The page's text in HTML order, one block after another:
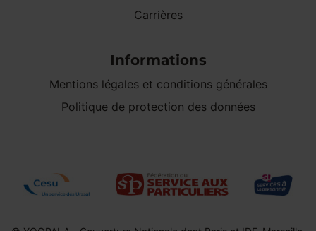
Carrières
Informations
Mentions légales et conditions générales
Politique de protection des données